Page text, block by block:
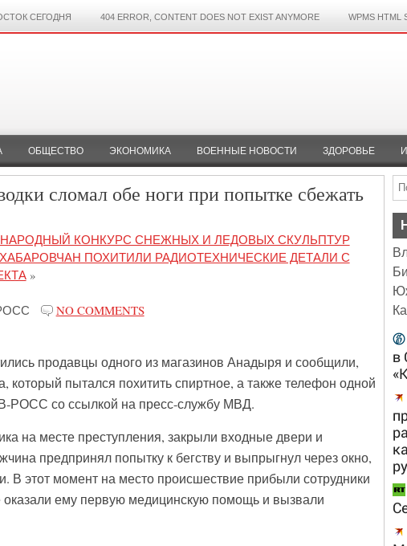
СЕГОДНЯ 404 ERROR, CONTENT DOES NOT EXIST ANYMORE WPMS HTML
ОБЩЕСТВО ЭКОНОМИКА ВОЕННЫЕ НОВОСТИ ЗДОРОВЬЕ
сломал обе ноги при попытке сбежать
КОНКУРС СНЕЖНЫХ И ЛЕДОВЫХ СКУЛЬПТУР
ПОХИТИЛИ РАДИОТЕХНИЧЕСКИЕ ДЕТАЛИ С
»
NO COMMENTS
продавцы одного из магазинов Анадыря и сообщили,
который пытался похитить спиртное, а также телефон одной
РОСС со ссылкой на пресс-службу МВД.
на месте преступления, закрыли входные двери и
предпринял попытку к бегству и выпрыгнул через окно,
В этот момент на место происшествие прибыли сотрудники
оказали ему первую медицинскую помощь и вызвали
в